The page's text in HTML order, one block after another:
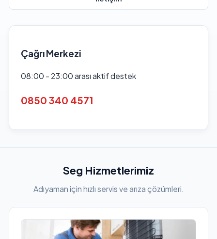
Çağrı Merkezi
08:00 - 23:00 arası aktif destek
0850 340 4571
Seg Hizmetlerimiz
Adıyaman için hızlı servis ve arıza çözümleri.